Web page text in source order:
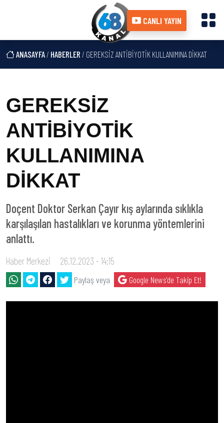
CANLI YAYIN
ANASAYFA/ HABERLER / GEREKSİZ ANTİBİYOTİK KULLANIMINA DİKKAT
GEREKSİZ
ANTİBİYOTİK
KULLANIMINA
DİKKAT
Doçent Doktor Serkan Çayır kış aylarında sıklıkla
karşılaşılan hastalıkları ve korunma yöntemlerini
anlattı.
Haber Merkezi 26.12.2023 - 14:15
Paylaş veya Google News'de Takip Et!